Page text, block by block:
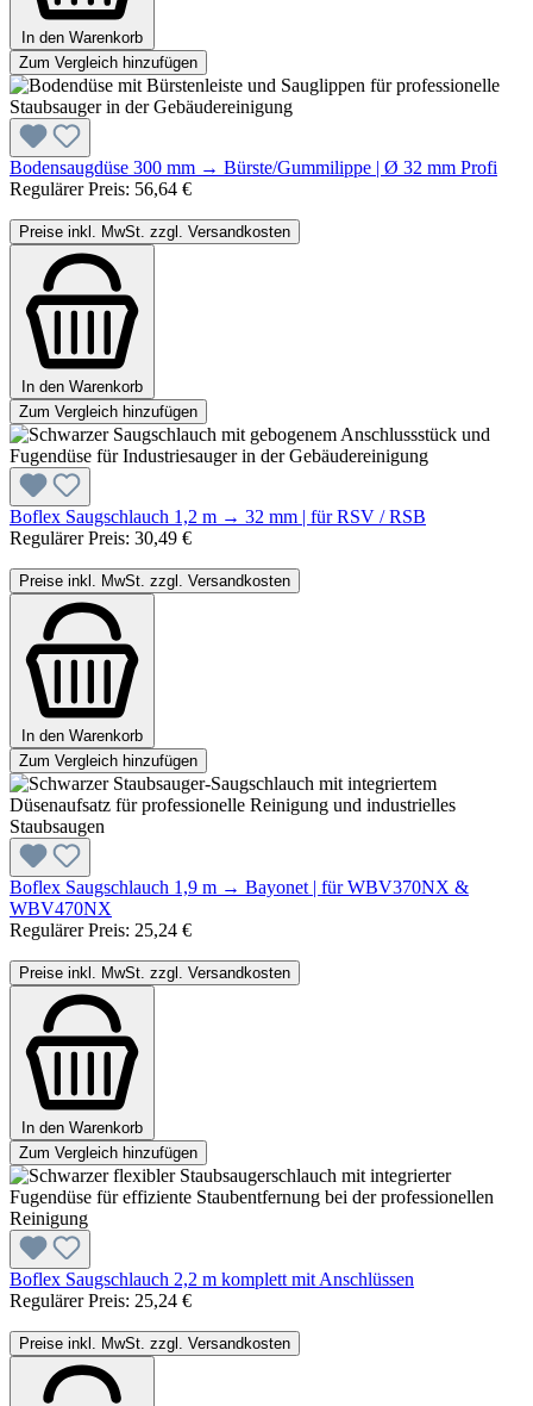
In den Warenkorb
Zum Vergleich hinzufügen
Bodensaugdüse 300 mm → Bürste/Gummilippe | Ø 32 mm Profi
Regulärer Preis: 56,64 €
Preise inkl. MwSt. zzgl. Versandkosten
In den Warenkorb
Zum Vergleich hinzufügen
Boflex Saugschlauch 1,2 m → 32 mm | für RSV / RSB
Regulärer Preis: 30,49 €
Preise inkl. MwSt. zzgl. Versandkosten
In den Warenkorb
Zum Vergleich hinzufügen
Boflex Saugschlauch 1,9 m → Bayonet | für WBV370NX &
WBV470NX
Regulärer Preis: 25,24 €
Preise inkl. MwSt. zzgl. Versandkosten
In den Warenkorb
Zum Vergleich hinzufügen
Boflex Saugschlauch 2,2 m komplett mit Anschlüssen
Regulärer Preis: 25,24 €
Preise inkl. MwSt. zzgl. Versandkosten